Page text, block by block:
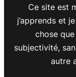
Ce site est
j’apprends et
chose
subjectivité,
autre